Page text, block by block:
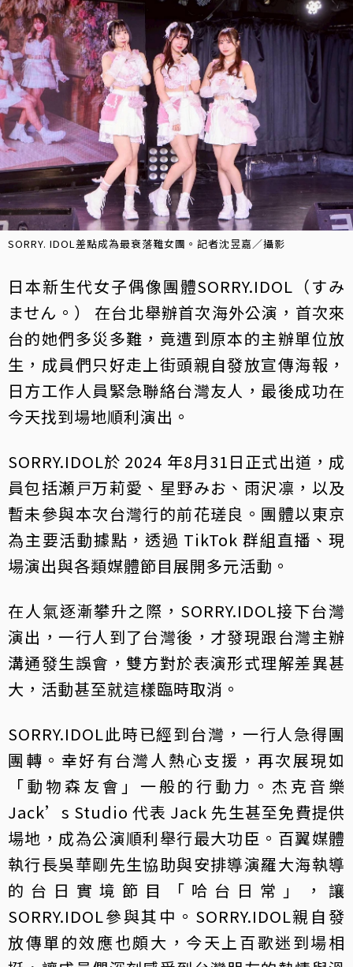
SORRY. IDOL差點成為最衰落難女團。記者沈昱嘉／攝影
日本新生代女子偶像團體SORRY.IDOL（すみ
ません。） 在台北舉辦首次海外公演，首次來
台的她們多災多難，竟遭到原本的主辦單位放
生，成員們只好走上街頭親自發放宣傳海報，
日方工作人員緊急聯絡台灣友人，最後成功在
今天找到場地順利演出。
SORRY.IDOL於 2024 年8月31日正式出道，成
員包括瀬戸万莉愛、星野みお、雨沢凛，以及
暫未參與本次台灣行的前花瑳良。團體以東京
為主要活動據點，透過 TikTok 群組直播、現
場演出與各類媒體節目展開多元活動。
在人氣逐漸攀升之際，SORRY.IDOL接下台灣
演出，一行人到了台灣後，才發現跟台灣主辦
溝通發生誤會，雙方對於表演形式理解差異甚
大，活動甚至就這樣臨時取消。
SORRY.IDOL此時已經到台灣，一行人急得團
團轉。幸好有台灣人熱心支援，再次展現如
「動物森友會」一般的行動力。杰克音樂
Jack’s Studio 代表 Jack 先生甚至免費提供
場地，成為公演順利舉行最大功臣。百翼媒體
執行長吳華剛先生協助與安排導演羅大海執導
的台日實境節目「哈台日常」，讓
SORRY.IDOL參與其中。SORRY.IDOL親自發
放傳單的效應也頗大，今天上百歌迷到場相